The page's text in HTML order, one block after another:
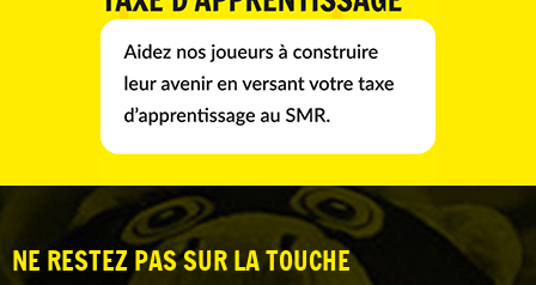
NE RESTEZ PAS SUR LA TOUCHE